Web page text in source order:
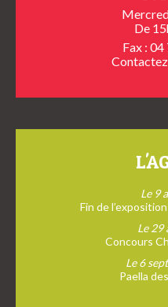
De
Fax :
Le 9
Fin de
Le 29
Concours
Le 6
Paella